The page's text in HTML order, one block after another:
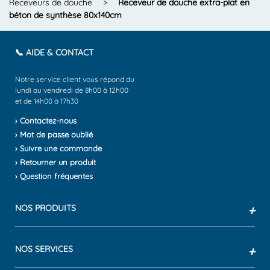
béton de synthèse 80x140cm
📞 AIDE & CONTACT
Notre service client vous répond du
lundi au vendredi de 8h00 à 12h00
et de 14h00 à 17h30
› Contactez-nous
› Mot de passe oublié
› Suivre une commande
› Retourner un produit
› Question fréquentes
NOS PRODUITS +
NOS SERVICES +